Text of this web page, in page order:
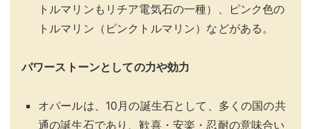
トルマリンもリチア電気石の一種）、ピンク色の
トルマリン（ピンクトルマリン）などがある。
パワーストーンとしての力や効力
オパールは、10月の誕生石として、多くの国の共
通の誕生石であり、歓喜・安楽・忍耐の意味合い